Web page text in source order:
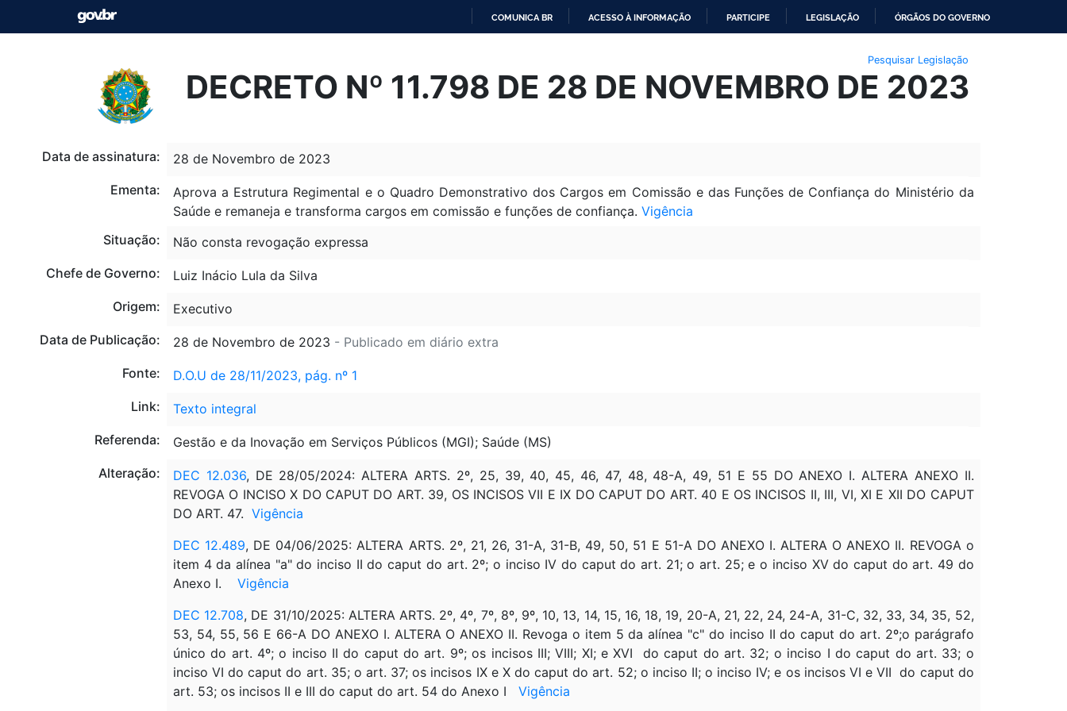
O
CONTEÚDO
COMUNICA BR ACESSO À INFORMAÇÃO PARTICIPE LEGISLAÇÃO ÓRGÃOS DO GOVERNO
Pesquisar Legislação
DECRETO Nº 11.798 DE 28 DE NOVEMBRO DE 2023
Data de assinatura:
28 de Novembro de 2023
Ementa:
Aprova a Estrutura Regimental e o Quadro Demonstrativo dos Cargos em Comissão e das Funções de Confiança do Ministério da
Saúde e remaneja e transforma cargos em comissão e funções de confiança. Vigência
Situação:
Não consta revogação expressa
Chefe de Governo:
Luiz Inácio Lula da Silva
Origem:
Executivo
Data de Publicação:
28 de Novembro de 2023 - Publicado em diário extra
Fonte:
D.O.U de 28/11/2023, pág. nº 1
Link:
Texto integral
Referenda:
Gestão e da Inovação em Serviços Públicos (MGI); Saúde (MS)
Alteração:
DEC 12.036, DE 28/05/2024: ALTERA ARTS. 2º, 25, 39, 40, 45, 46, 47, 48, 48-A, 49, 51 E 55 DO ANEXO I. ALTERA ANEXO II.
REVOGA O INCISO X DO CAPUT DO ART. 39, OS INCISOS VII E IX DO CAPUT DO ART. 40 E OS INCISOS II, III, VI, XI E XII DO CAPUT
DO ART. 47. Vigência
DEC 12.489, DE 04/06/2025: ALTERA ARTS. 2º, 21, 26, 31-A, 31-B, 49, 50, 51 E 51-A DO ANEXO I. ALTERA O ANEXO II. REVOGA o
item 4 da alínea "a" do inciso II do caput do art. 2º; o inciso IV do caput do art. 21; o art. 25; e o inciso XV do caput do art. 49 do
Anexo I. Vigência
DEC 12.708, DE 31/10/2025: ALTERA ARTS. 2º, 4º, 7º, 8º, 9º, 10, 13, 14, 15, 16, 18, 19, 20-A, 21, 22, 24, 24-A, 31-C, 32, 33, 34, 35, 52,
53, 54, 55, 56 E 66-A DO ANEXO I. ALTERA O ANEXO II. Revoga o item 5 da alínea "c" do inciso II do caput do art. 2º;o parágrafo
único do art. 4º; o inciso II do caput do art. 9º; os incisos III; VIII; XI; e XVI do caput do art. 32; o inciso I do caput do art. 33; o
inciso VI do caput do art. 35; o art. 37; os incisos IX e X do caput do art. 52; o inciso II; o inciso IV; e os incisos VI e VII do caput do
art. 53; os incisos II e III do caput do art. 54 do Anexo I Vigência